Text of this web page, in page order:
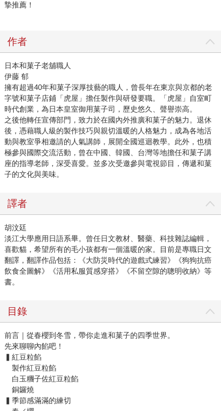
摯推薦！
作者
日本和菓子老舖職人
伊藤 郁
擁有超過40年和菓子深厚技藝的職人，曾長年在東京與京都的老
字號和菓子店鋪「虎屋」擔任製作與研發要職。「虎屋」自室町
時代創業，為日本皇室御用菓子司，歷史悠久、聲譽崇高。
之後他轉任宣傳部門，致力於在國內外推廣和菓子的魅力。退休
後，憑藉職人級的製作技巧與親切溫暖的人格魅力，成為各地活
動與教室爭相邀請的人氣講師，展開全國巡迴教學。此外，也積
極參與國際交流活動，曾在中國、韓國、台灣等地擔任和菓子講
座的指導老師，深受喜愛。並多次受邀參與電視節目，傳遞和菓
子的文化與美味。
譯者
胡汶廷
淡江大學應用日語系畢。曾任日文教材、醫藥、科技雜誌編輯，
喜歡貓，希望所有的毛小孩都有一個溫暖的家。目前是專職日文
翻譯，翻譯作品包括：《大防災時代的遊戲式練習》《狗狗抗癌
飲食全圖解》《活用私服質感穿搭》《不留空隙的聰明收納》等
書。
目錄
前言｜從春櫻到冬雪，帶你走進和菓子的四季世界。
先來聊聊內餡吧！
▍紅豆粒餡
製作紅豆粒餡
白玉糰子佐紅豆粒餡
銅鑼燒
▍季節感滿滿的練切